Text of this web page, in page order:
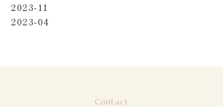
2023-11
2023-04
Contact